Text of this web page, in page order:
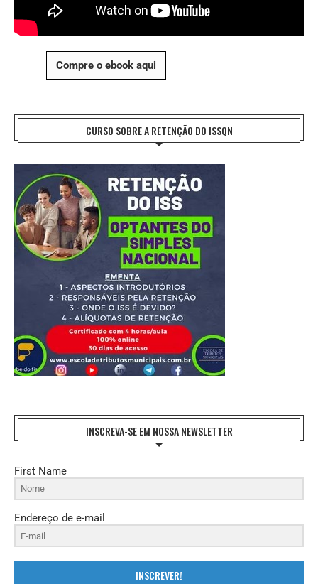
Compre o ebook aqui
CURSO SOBRE A RETENÇÃO DO ISSQN
INSCREVA-SE EM NOSSA NEWSLETTER
First Name
Endereço de e-mail
INSCREVER!